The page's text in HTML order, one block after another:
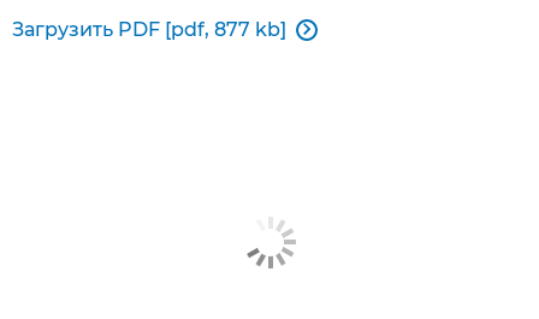
Загрузить PDF [pdf, 877 kb] 